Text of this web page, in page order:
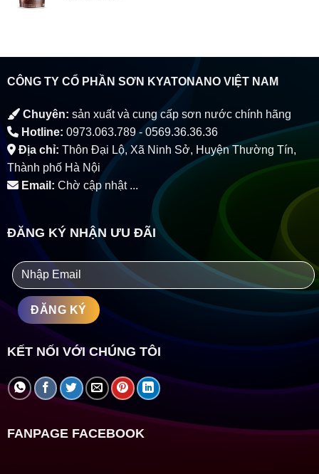
CÔNG TY CỔ PHẦN SƠN KYATONANO VIỆT NAM
Chuyên: sản xuất và cung cấp sơn nước chính hãng
Hotline: 0973.063.789 - 0569.36.36.36
Địa chỉ: Thôn Đại Lộ, Xã Ninh Sở, Huyện Thường Tín,
Thành phố Hà Nội
Email: Chờ cập nhật ...
ĐĂNG KÝ NHẬN ƯU ĐÃI
KẾT NỐI VỚI CHÚNG TÔI
FANPAGE FACEBOOK